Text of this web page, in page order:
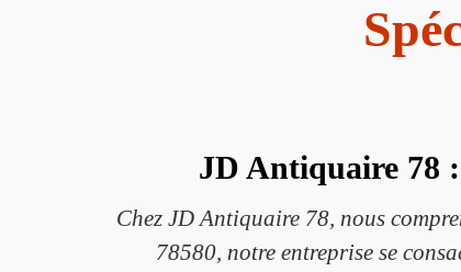
JD Antiquaire 78
Chez JD Antiquaire 78, nous
78580, notre entreprise se